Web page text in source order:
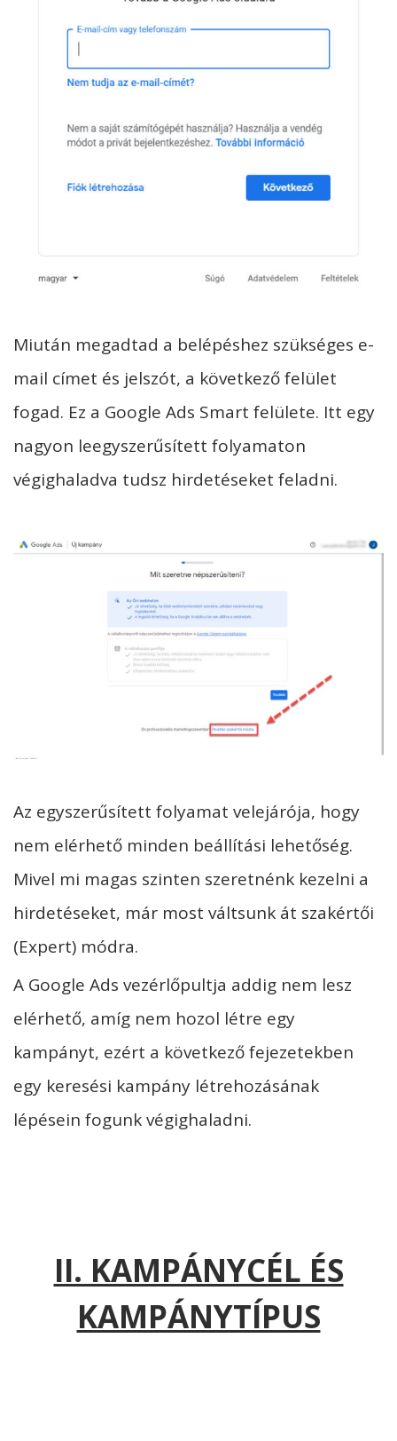
Miután megadtad a belépéshez szükséges e-
mail címet és jelszót, a következő felület
fogad. Ez a Google Ads Smart felülete. Itt egy
nagyon leegyszerűsített folyamaton
végighaladva tudsz hirdetéseket feladni.
Az egyszerűsített folyamat velejárója, hogy
nem elérhető minden beállítási lehetőség.
Mivel mi magas szinten szeretnénk kezelni a
hirdetéseket, már most váltsunk át szakértői
(Expert) módra.
A Google Ads vezérlőpultja addig nem lesz
elérhető, amíg nem hozol létre egy
kampányt, ezért a következő fejezetekben
egy keresési kampány létrehozásának
lépésein fogunk végighaladni.
II. KAMPÁNYCÉL ÉS
KAMPÁNYTÍPUS